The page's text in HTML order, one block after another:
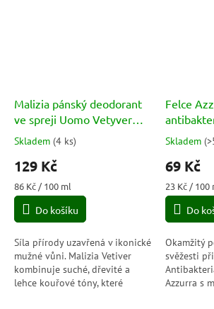
Malizia pánský deodorant
ve spreji Uomo Vetyver
(Deo Spray) 150ml
Průměrné
hodnocení
produktu
je
5,0
5
hvězdiček.
Skladem (4 ks)
129 Kč
Měrná
cena:
86 Kč / 100 ml
Do košíku
Síla přírody uzavřená v ikonické
mužné vůni. Malizia Vetiver
kombinuje suché, dřevité a
lehce kouřové tóny, které
Felce
&
menta e
Průměrné
hodnocení
produktu
je
5,0
5
hvězdiček.
Skladem (
69 Kč
Měrná
cena:
23 Kč / 100
Do
Okamžitý
svěžesti
Azzurra s